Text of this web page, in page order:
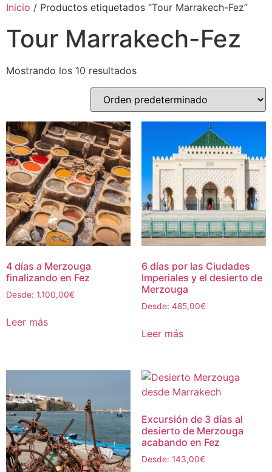
Inicio / Productos etiquetados “Tour Marrakech-Fez”
Tour Marrakech-Fez
Mostrando los 10 resultados
4 días a Merzouga
finalizando en Fez
Desde: 1.100,00€
Leer más
6 días por las Ciudades
Imperiales y el desierto de
Merzouga
Desde: 485,00€
Leer más
Excursión de 3 días al
desierto de Merzouga
acabando en Fez
Desde: 143,00€